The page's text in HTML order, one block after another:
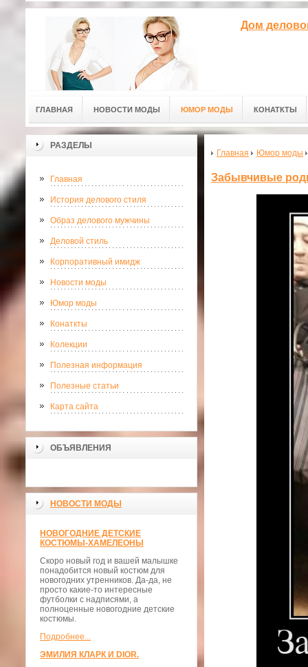
Дом
ГЛАВНАЯ НОВОСТИ МОДЫ ЮМОР МОДЫ КОНАТКТЫ
РАЗДЕЛЫ
Главная
История делового стиля
Образ делового мужчины
Деловой стиль
Корпоративный имидж
Новости моды
Юмор моды
Конаткты
Колекции
Полезная информация
Полезные статьи
Карта сайта
ОБЪЯВЛЕНИЯ
НОВОСТИ МОДЫ
НОВОГОДНИЕ ДЕТСКИЕ
КОСТЮМЫ-ХАМЕЛЕОНЫ
Скоро новый год и вашей малышке
понадобится новый костюм для
новогодних утренников. Да-да, не
просто какие-то интересные
футболки с надписями, а
полноценные новогодние детские
костюмы.
Подробнее...
ЭМИЛИЯ КЛАРК И DIOR.
Главная Юмор моды
Забывчивые